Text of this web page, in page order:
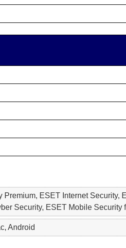
ESET Internet
Security, ESET Mobile Security
Android